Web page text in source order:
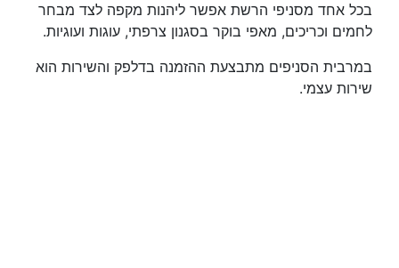
בכל אחד מסניפי הרשת אפשר ליהנות מקפה לצד מבחר
לחמים וכריכים, מאפי בוקר בסגנון צרפתי, עוגות ועוגיות.
במרבית הסניפים מתבצעת ההזמנה בדלפק והשירות הוא
שירות עצמי.